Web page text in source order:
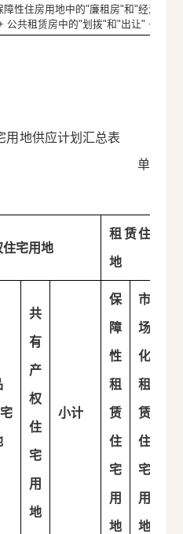
性住房用地中的"廉租房"和"经济适用
公共租赁房中的"划拨"和"出让" +
用地供应计划汇总表
住宅用地
租赁住宅用
地
共
有
产
权
住
宅
用
地
小计
保
障
性
租
赁
住
宅
用
地
市
场
化
租
赁
住
宅
用
地